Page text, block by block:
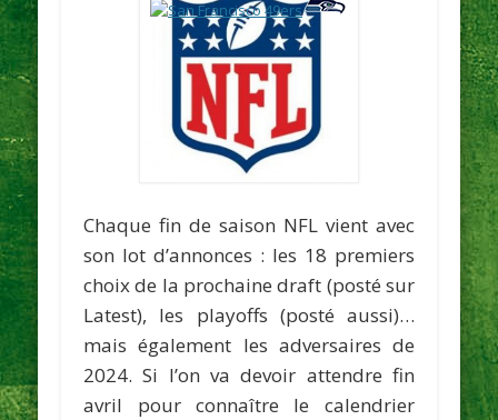
Chaque fin de saison NFL vient avec
son lot d’annonces : les 18 premiers
choix de la prochaine draft (posté sur
Latest), les playoffs (posté aussi)…
mais également les adversaires de
2024. Si l’on va devoir attendre fin
avril pour connaître le calendrier